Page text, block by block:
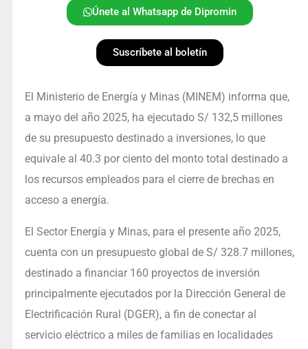
Únete al Whatsapp de Dipromin
Suscríbete al boletín
El Ministerio de Energía y Minas (MINEM) informa que,
a mayo del año 2025, ha ejecutado S/ 132,5 millones
de su presupuesto destinado a inversiones, lo que
equivale al 40.3 por ciento del monto total destinado a
los recursos empleados para el cierre de brechas en
acceso a energía.
El Sector Energía y Minas, para el presente año 2025,
cuenta con un presupuesto global de S/ 328.7 millones,
destinado a financiar 160 proyectos de inversión
principalmente ejecutados por la Dirección General de
Electrificación Rural (DGER), a fin de conectar al
servicio eléctrico a miles de familias en localidades